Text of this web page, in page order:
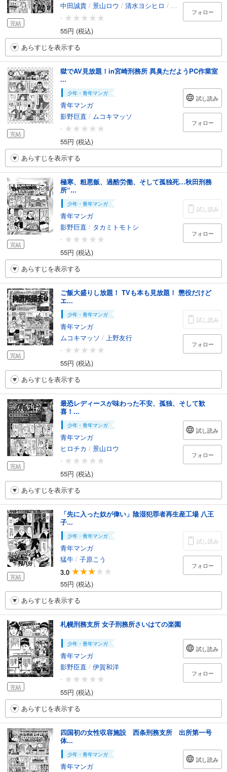
完結
中田誠貴 / 景山ロウ / 清水ヨシヒロ / 三条友美
-
55円 (税込)
フォロー
あらすじを表示する
完結
獄でAV見放題！in宮崎刑務所 異臭ただようPC作業室
...
少年・青年マンガ
青年マンガ
影野巨直 / ムコキマッソ
-
55円 (税込)
試し読み
フォロー
あらすじを表示する
完結
極寒、粗悪飯、過酷労働、そして孤独死…秋田刑務
所“...
少年・青年マンガ
青年マンガ
影野巨直 / タカミトモトシ
-
55円 (税込)
試し読み
フォロー
あらすじを表示する
完結
ご飯大盛りし放題！ TVも本も見放題！ 懲役だけど
エ...
少年・青年マンガ
青年マンガ
ムコキマッソ / 上野友行
-
55円 (税込)
試し読み
フォロー
あらすじを表示する
完結
最恐レディースが味わった不安、孤独、そして歓
喜！...
少年・青年マンガ
青年マンガ
ヒロチカ / 景山ロウ
-
55円 (税込)
試し読み
フォロー
あらすじを表示する
完結
「先に入った奴が偉い」陰湿犯罪者再生産工場 八王
子...
少年・青年マンガ
青年マンガ
猛牛 / 子原こう
3.0
55円 (税込)
試し読み
フォロー
あらすじを表示する
完結
札幌刑務支所 女子刑務所さいはての楽園
少年・青年マンガ
青年マンガ
影野臣直 / 伊賀和洋
-
55円 (税込)
試し読み
フォロー
あらすじを表示する
四国初の女性収容施設 西条刑務支所 出所第一号
体...
少年・青年マンガ
青年マンガ
試し読み